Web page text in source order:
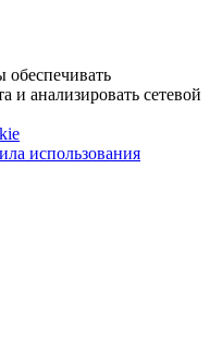
и анализировать сетевой
использования